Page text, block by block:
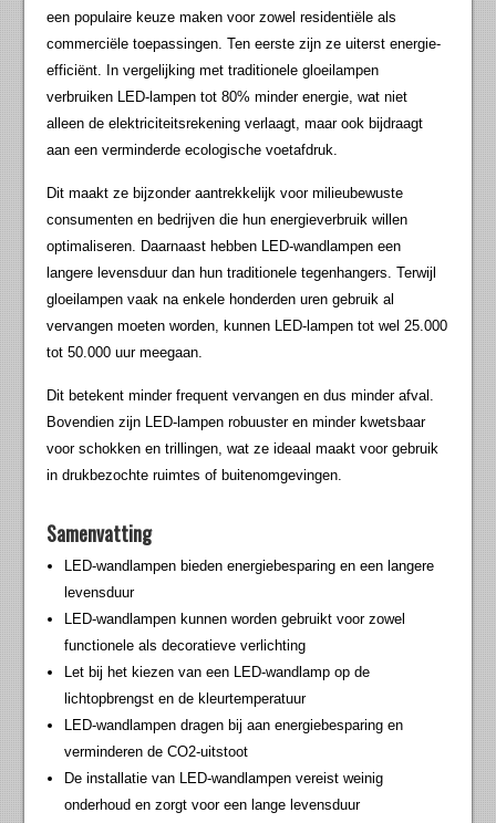
een populaire keuze maken voor zowel residentiële als
commerciële toepassingen. Ten eerste zijn ze uiterst energie-
efficiënt. In vergelijking met traditionele gloeilampen
verbruiken LED-lampen tot 80% minder energie, wat niet
alleen de elektriciteitsrekening verlaagt, maar ook bijdraagt
aan een verminderde ecologische voetafdruk.
Dit maakt ze bijzonder aantrekkelijk voor milieubewuste
consumenten en bedrijven die hun energieverbruik willen
optimaliseren. Daarnaast hebben LED-wandlampen een
langere levensduur dan hun traditionele tegenhangers. Terwijl
gloeilampen vaak na enkele honderden uren gebruik al
vervangen moeten worden, kunnen LED-lampen tot wel 25.000
tot 50.000 uur meegaan.
Dit betekent minder frequent vervangen en dus minder afval.
Bovendien zijn LED-lampen robuuster en minder kwetsbaar
voor schokken en trillingen, wat ze ideaal maakt voor gebruik
in drukbezochte ruimtes of buitenomgevingen.
Samenvatting
LED-wandlampen bieden energiebesparing en een langere
levensduur
LED-wandlampen kunnen worden gebruikt voor zowel
functionele als decoratieve verlichting
Let bij het kiezen van een LED-wandlamp op de
lichtopbrengst en de kleurtemperatuur
LED-wandlampen dragen bij aan energiebesparing en
verminderen de CO2-uitstoot
De installatie van LED-wandlampen vereist weinig
onderhoud en zorgt voor een lange levensduur